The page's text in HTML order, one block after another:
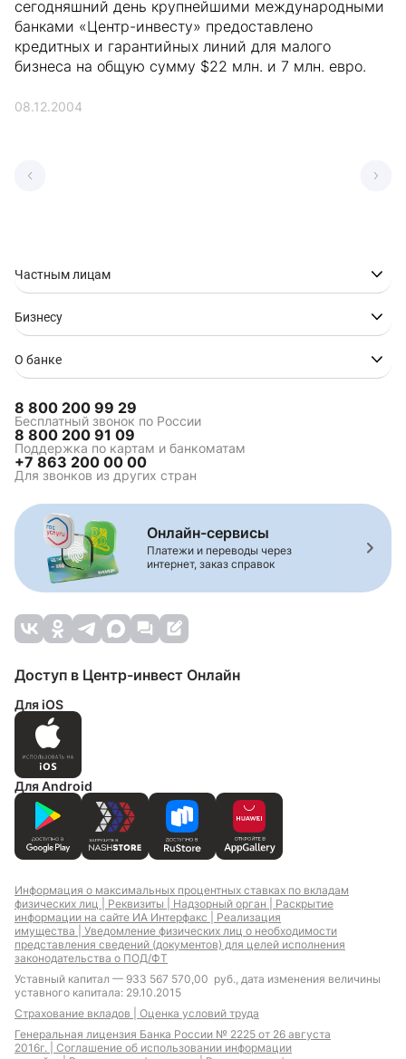
сегодняшний день крупнейшими международными
банками «Центр-инвесту» предоставлено
кредитных и гарантийных линий для малого
бизнеса на общую сумму $22 млн. и 7 млн. евро.
08.12.2004
Частным лицам
Бизнесу
О банке
8 800 200 99 29
Бесплатный звонок по России
8 800 200 91 09
Поддержка по картам и банкоматам
+7 863 200 00 00
Для звонков из других стран
Онлайн-сервисы
Платежи и переводы через
интернет, заказ справок
Доступ в Центр-инвест Онлайн
Для iOS
Для Android
Информация о максимальных процентных ставках по вкладам
физических лиц | Реквизиты | Надзорный орган | Раскрытие
информации на сайте ИА Интерфакс | Реализация
имущества | Уведомление физических лиц о необходимости
представления сведений (документов) для целей исполнения
законодательства о ПОД/ФТ
Уставный капитал — 933 567 570,00 руб., дата изменения величины
уставного капитала: 29.10.2015
Страхование вкладов | Оценка условий труда
Генеральная лицензия Банка России № 2225 от 26 августа
2016г. | Соглашение об использовании информации